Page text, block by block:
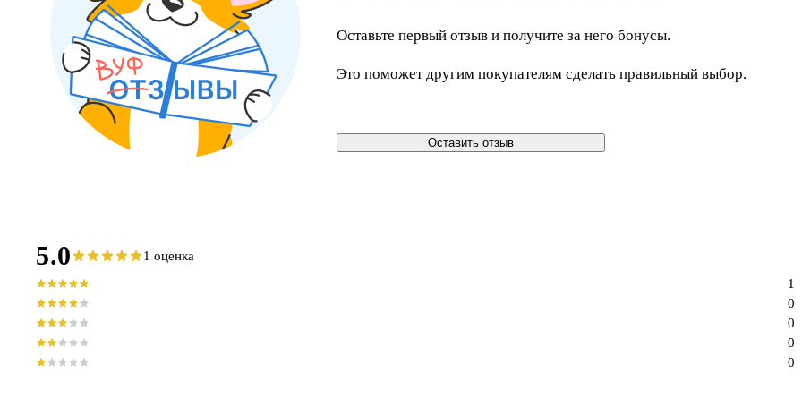
Оставьте первый отзыв и получите за него бонусы.
Это поможет другим покупателям сделать правильный выбор.
Оставить отзыв
5.0 1 оценка
0
0
0
0
1